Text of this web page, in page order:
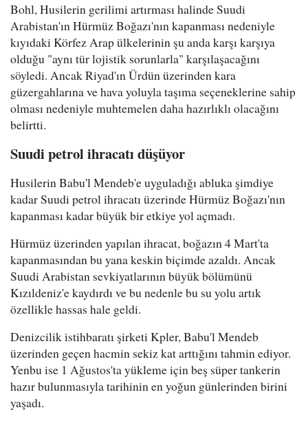
Bohl, Husilerin gerilimi artırması halinde Suudi
Arabistan'ın Hürmüz Boğazı'nın kapanması nedeniyle
kıyıdaki Körfez Arap ülkelerinin şu anda karşı karşıya
olduğu "aynı tür lojistik sorunlarla" karşılaşacağını
söyledi. Ancak Riyad'ın Ürdün üzerinden kara
güzergahlarına ve hava yoluyla taşıma seçeneklerine sahip
olması nedeniyle muhtemelen daha hazırlıklı olacağını
belirtti.
Suudi petrol ihracatı düşüyor
Husilerin Babu'l Mendeb'e uyguladığı abluka şimdiye
kadar Suudi petrol ihracatı üzerinde Hürmüz Boğazı'nın
kapanması kadar büyük bir etkiye yol açmadı.
Hürmüz üzerinden yapılan ihracat, boğazın 4 Mart'ta
kapanmasından bu yana keskin biçimde azaldı. Ancak
Suudi Arabistan sevkiyatlarının büyük bölümünü
Kızıldeniz'e kaydırdı ve bu nedenle bu su yolu artık
özellikle hassas hale geldi.
Denizcilik istihbaratı şirketi Kpler, Babu'l Mendeb
üzerinden geçen hacmin sekiz kat arttığını tahmin ediyor.
Yenbu ise 1 Ağustos'ta yükleme için beş süper tankerin
hazır bulunmasıyla tarihinin en yoğun günlerinden birini
yaşadı.